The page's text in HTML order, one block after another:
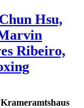
Hsu,
Ribeiro,